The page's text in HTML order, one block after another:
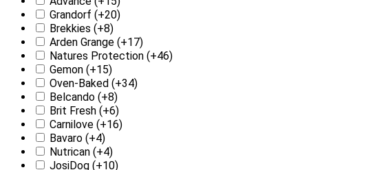
Grandorf (+20)
Brekkies (+8)
Arden Grange (+17)
Natures Protection (+46)
Gemon (+15)
Oven-Baked (+34)
Belcando (+8)
Brit Fresh (+6)
Carnilove (+16)
Bavaro (+4)
Nutrican (+4)
JosiDog (+10)